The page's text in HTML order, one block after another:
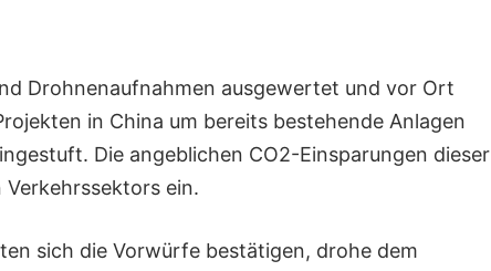
Drohnenaufnahmen ausgewertet und vor Ort
in China um bereits bestehende Anlagen
Die angeblichen CO2-Einsparungen dieser
ein.
sich die Vorwürfe bestätigen, drohe dem